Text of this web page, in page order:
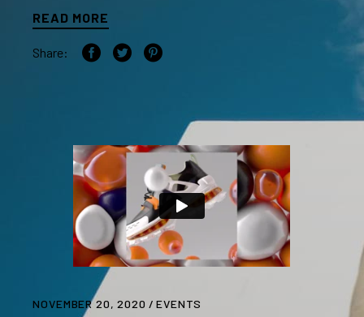
READ MORE
Share:
NOVEMBER 20, 2020 EVENTS